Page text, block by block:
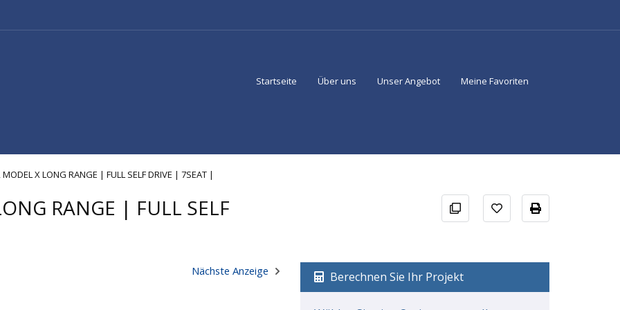
Startseite Über uns Unser Angebot Meine Favoriten
X LONG RANGE | FULL SELF DRIVE | 7SEAT |
RANGE | FULL SELF
Berechnen Sie Ihr Projekt
Nächste Anzeige